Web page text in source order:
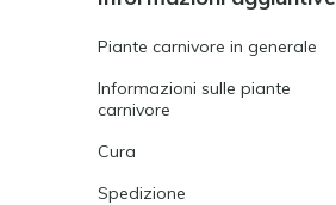
Piante carnivore in generale
Informazioni sulle piante
carnivore
Cura
Spedizione